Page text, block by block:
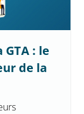
: le
de la